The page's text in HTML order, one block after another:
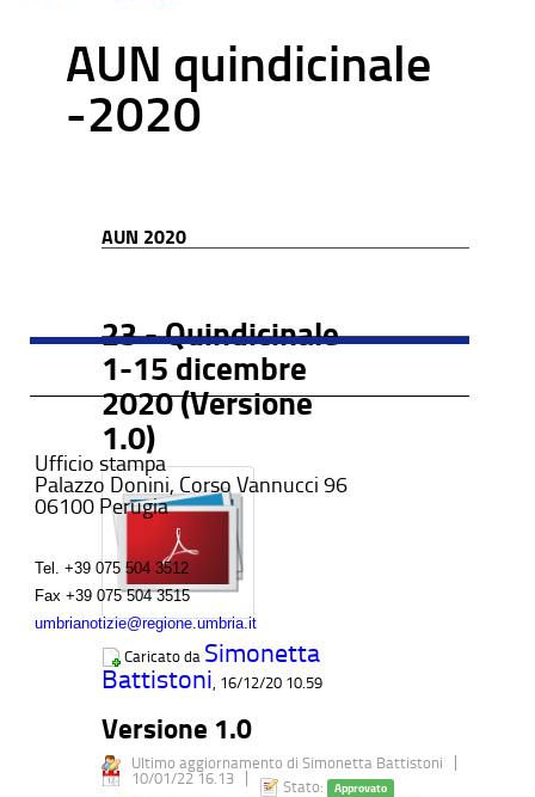
AUN quindicinale
-2020
AUN 2020
23 - Quindicinale
1-15 dicembre
2020 (Versione
1.0)
Caricato da Simonetta
Battistoni, 16/12/20 10.59
Versione 1.0
Ultimo aggiornamento di Simonetta Battistoni
10/01/22 16.13
Stato: Approvato
Ufficio stampa
Palazzo Donini, Corso Vannucci 96
06100 Perugia
Tel. +39 075 504 3512
Fax +39 075 504 3515
umbrianotizie@regione.umbria.it